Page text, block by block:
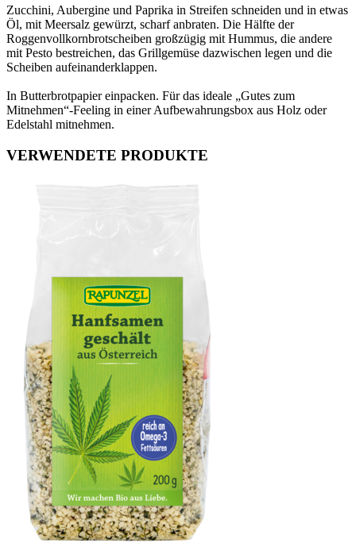
Zucchini, Aubergine und Paprika in Streifen schneiden und in etwas
Öl, mit Meersalz gewürzt, scharf anbraten. Die Hälfte der
Roggenvollkornbrotscheiben großzügig mit Hummus, die andere
mit Pesto bestreichen, das Grillgemüse dazwischen legen und die
Scheiben aufeinanderklappen.
In Butterbrotpapier einpacken. Für das ideale „Gutes zum
Mitnehmen“-Feeling in einer Aufbewahrungsbox aus Holz oder
Edelstahl mitnehmen.
VERWENDETE PRODUKTE